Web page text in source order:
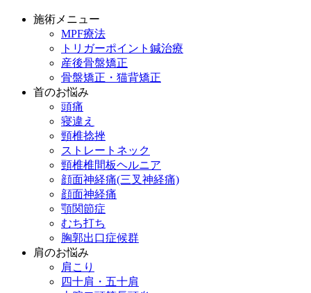
施術メニュー
MPF療法
トリガーポイント鍼治療
産後骨盤矯正
骨盤矯正・猫背矯正
首のお悩み
頭痛
寝違え
頸椎捻挫
ストレートネック
頸椎椎間板ヘルニア
顔面神経痛(三叉神経痛)
顔面神経痛
顎関節症
むち打ち
胸郭出口症候群
肩のお悩み
肩こり
四十肩・五十肩